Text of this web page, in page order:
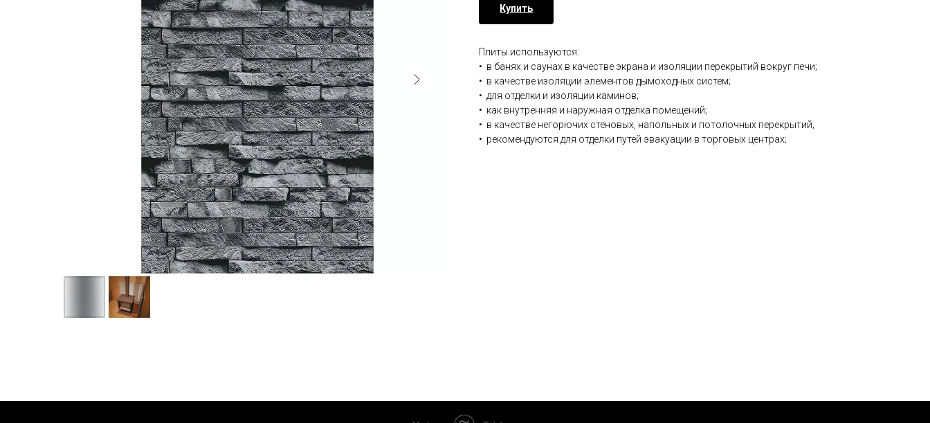
Купить
Плиты используются:
• в банях и саунах в качестве экрана и изоляции перекрытий вокруг печи;
• в качестве изоляции элементов дымоходных систем;
• для отделки и изоляции каминов;
• как внутренняя и наружная отделка помещений;
• в качестве негорючих стеновых, напольных и потолочных перекрытий;
• рекомендуются для отделки путей эвакуации в торговых центрах;